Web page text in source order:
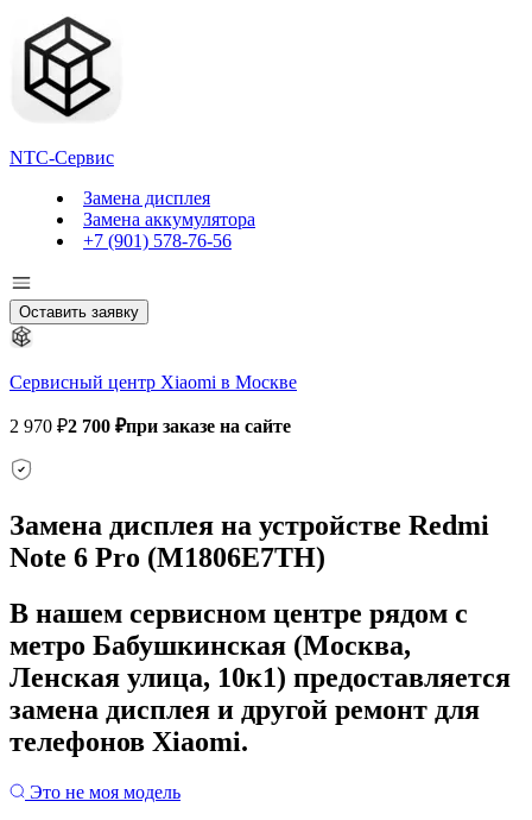
NTC-Сервис
Замена дисплея
Замена аккумулятора
+7 (901) 578-76-56
Оставить заявку
Сервисный центр Xiaomi в Москве
2 970 ₽2 700 ₽при заказе на сайте
Замена дисплея на устройстве Redmi
Note 6 Pro (M1806E7TH)
В нашем сервисном центре рядом с
метро Бабушкинская (Москва,
Ленская улица, 10к1) предоставляется
замена дисплея и другой ремонт для
телефонов Xiaomi.
Это не моя модель